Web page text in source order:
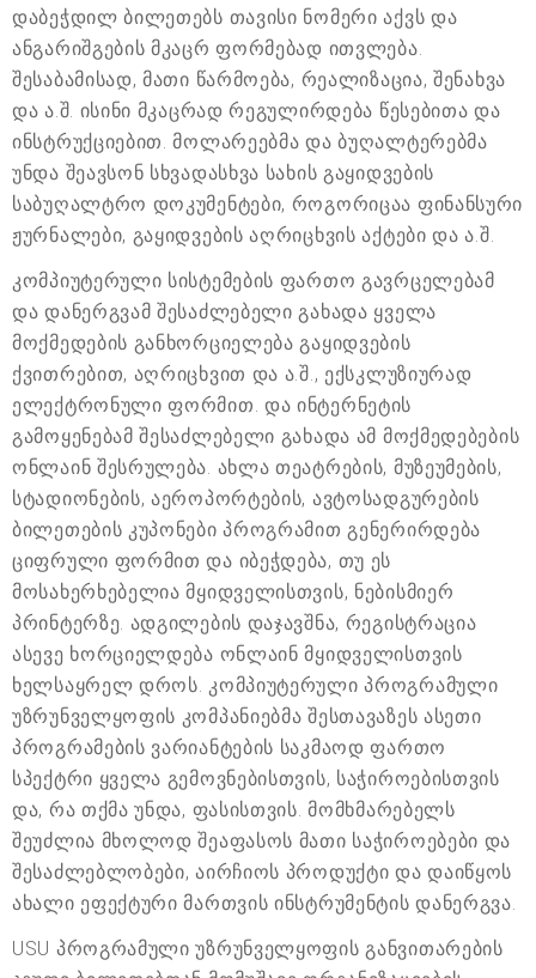
დაბეჭდილ ბილეთებს თავისი ნომერი აქვს და
ანგარიშგების მკაცრ ფორმებად ითვლება.
შესაბამისად, მათი წარმოება, რეალიზაცია, შენახვა
და ა.შ. ისინი მკაცრად რეგულირდება წესებითა და
ინსტრუქციებით. მოლარეებმა და ბუღალტერებმა
უნდა შეავსონ სხვადასხვა სახის გაყიდვების
საბუღალტრო დოკუმენტები, როგორიცაა ფინანსური
ჟურნალები, გაყიდვების აღრიცხვის აქტები და ა.შ.
კომპიუტერული სისტემების ფართო გავრცელებამ
და დანერგვამ შესაძლებელი გახადა ყველა
მოქმედების განხორციელება გაყიდვების
ქვითრებით, აღრიცხვით და ა.შ., ექსკლუზიურად
ელექტრონული ფორმით. და ინტერნეტის
გამოყენებამ შესაძლებელი გახადა ამ მოქმედებების
ონლაინ შესრულება. ახლა თეატრების, მუზეუმების,
სტადიონების, აეროპორტების, ავტოსადგურების
ბილეთების კუპონები პროგრამით გენერირდება
ციფრული ფორმით და იბეჭდება, თუ ეს
მოსახერხებელია მყიდველისთვის, ნებისმიერ
პრინტერზე. ადგილების დაჯავშნა, რეგისტრაცია
ასევე ხორციელდება ონლაინ მყიდველისთვის
ხელსაყრელ დროს. კომპიუტერული პროგრამული
უზრუნველყოფის კომპანიებმა შესთავაზეს ასეთი
პროგრამების ვარიანტების საკმაოდ ფართო
სპექტრი ყველა გემოვნებისთვის, საჭიროებისთვის
და, რა თქმა უნდა, ფასისთვის. მომხმარებელს
შეუძლია მხოლოდ შეაფასოს მათი საჭიროებები და
შესაძლებლობები, აირჩიოს პროდუქტი და დაიწყოს
ახალი ეფექტური მართვის ინსტრუმენტის დანერგვა.
USU პროგრამული უზრუნველყოფის განვითარების